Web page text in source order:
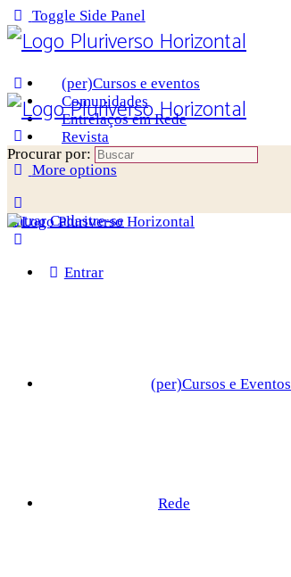
Toggle Side Panel
(per)Cursos e eventos
Comunidades
Entrelaços em Rede
Revista
More options
Entrar Cadastre-se
Procurar por:
Entrar
(per)Cursos e Eventos
Rede